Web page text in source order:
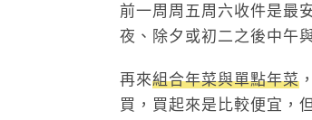
前一周周五周六收件是最
夜、除夕或初二之後中午
再來組合年菜與單點年菜
買，買起來是比較便宜，